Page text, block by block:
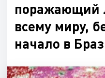
поражающий
всему миру,
начало в